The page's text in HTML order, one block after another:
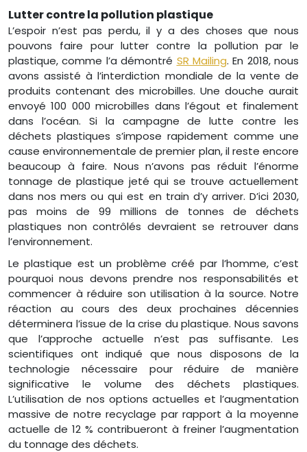
Lutter contre la pollution plastique
L’espoir n’est pas perdu, il y a des choses que nous
pouvons faire pour lutter contre la pollution par le
plastique, comme l’a démontré SR Mailing. En 2018, nous
avons assisté à l’interdiction mondiale de la vente de
produits contenant des microbilles. Une douche aurait
envoyé 100 000 microbilles dans l’égout et finalement
dans l’océan. Si la campagne de lutte contre les
déchets plastiques s’impose rapidement comme une
cause environnementale de premier plan, il reste encore
beaucoup à faire. Nous n’avons pas réduit l’énorme
tonnage de plastique jeté qui se trouve actuellement
dans nos mers ou qui est en train d’y arriver. D’ici 2030,
pas moins de 99 millions de tonnes de déchets
plastiques non contrôlés devraient se retrouver dans
l’environnement.
Le plastique est un problème créé par l’homme, c’est
pourquoi nous devons prendre nos responsabilités et
commencer à réduire son utilisation à la source. Notre
réaction au cours des deux prochaines décennies
déterminera l’issue de la crise du plastique. Nous savons
que l’approche actuelle n’est pas suffisante. Les
scientifiques ont indiqué que nous disposons de la
technologie nécessaire pour réduire de manière
significative le volume des déchets plastiques.
L’utilisation de nos options actuelles et l’augmentation
massive de notre recyclage par rapport à la moyenne
actuelle de 12 % contribueront à freiner l’augmentation
du tonnage des déchets.